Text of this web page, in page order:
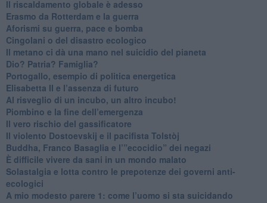
Il riscaldamento globale è adesso
​Erasmo da Rotterdam e la guerra
​Aforismi su guerra, pace e bomba
Cingolani o del disastro ecologico
​Il metano ci dà una mano nel suicidio del pianeta
​Dio? Patria? Famiglia?
Portogallo, esempio di politica energetica
​Elisabetta II e l’assenza di futuro
Al risveglio di un incubo, un altro incubo!
​Piombino e la fine dell’emergenza
​Il vero rischio del gassificatore
​Il violento Dostoevskij e il pacifista Tolstòj
​Buddha, Franco Basaglia e l’”ecocidio” dei negazi
​È difficile vivere da sani in un mondo malato
Solastalgia e lotta contro le prepotenze dei governi anti-
ecologici
​A mio modesto parere 1: come l’uomo si sta suicidando